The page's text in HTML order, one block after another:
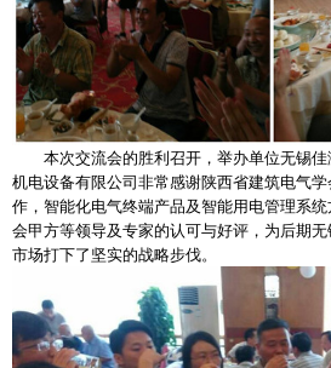
本次交流会的胜利召开，举办单位无锡佳
机电设备有限公司非常感谢陕西省建筑电气
作，智能化电气终端产品及智能用电管理系
会甲方等领导及专家的认可与好评，为后期
市场打下了坚实的战略步伐。